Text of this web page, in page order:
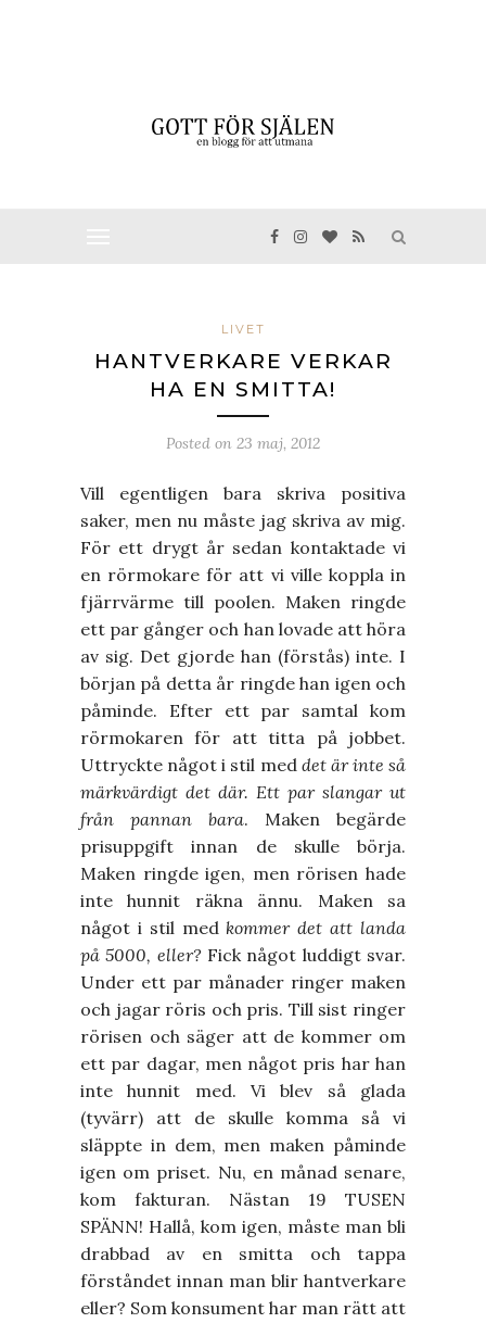
LIVET
HANTVERKARE VERKAR
HA EN SMITTA!
Posted on 23 maj, 2012
Vill egentligen bara skriva positiva
saker, men nu måste jag skriva av mig.
För ett drygt år sedan kontaktade vi
en rörmokare för att vi ville koppla in
fjärrvärme till poolen. Maken ringde
ett par gånger och han lovade att höra
av sig. Det gjorde han (förstås) inte. I
början på detta år ringde han igen och
påminde. Efter ett par samtal kom
rörmokaren för att titta på jobbet.
Uttryckte något i stil med det är inte så
märkvärdigt det där. Ett par slangar ut
från pannan bara. Maken begärde
prisuppgift innan de skulle börja.
Maken ringde igen, men rörisen hade
inte hunnit räkna ännu. Maken sa
något i stil medkommer det att landa
på 5000, eller?Fick något luddigt svar.
Under ett par månader ringer maken
och jagar röris och pris. Till sist ringer
rörisen och säger att de kommer om
ett par dagar, men något pris har han
inte hunnit med. Vi blev så glada
(tyvärr) att de skulle komma så vi
släppte in dem, men maken påminde
igen om priset. Nu, en månad senare,
kom fakturan. Nästan 19 TUSEN
SPÄNN! Hallå, kom igen, måste man bli
drabbad av en smitta och tappa
förståndet innan man blir hantverkare
eller? Som konsument har man rätt att